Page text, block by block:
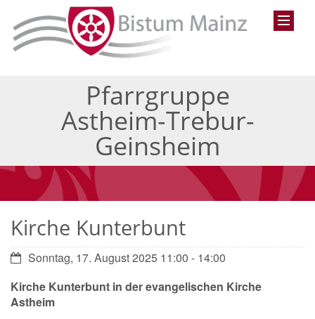
Pfarrgruppe
Astheim-Trebur-
Geinsheim
Kirche Kunterbunt
Datum:Sonntag, 17. August 2025 11:00 - 14:00
Kirche Kunterbunt in der evangelischen Kirche
Astheim